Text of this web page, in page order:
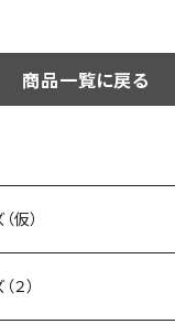
商品一覧に戻る
仮）
２）